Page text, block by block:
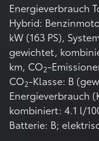
Energieverbrauch
Hybrid:
kW (163 PS),
gewichtet,
km, CO2-
CO2-Klasse: B
Energieverbrauch
kombiniert: 4.1 l/
Batterie: B;